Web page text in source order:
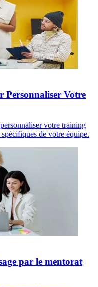
Personnaliser Votre
votre training
de votre équipe.
par le mentorat